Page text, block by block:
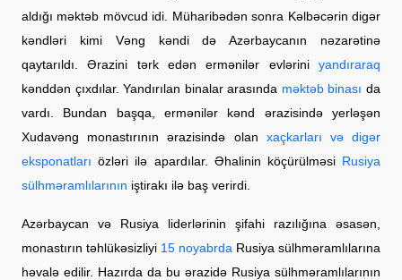
aldığı məktəb mövcud idi. Müharibədən sonra Kəlbəcərin digər
kəndləri kimi Vəng kəndi də Azərbaycanın nəzarətinə
qaytarıldı. Ərazini tərk edən ermənilər evlərini yandıraraq
kənddən çıxdılar. Yandırılan binalar arasında məktəb binası da
vardı. Bundan başqa, ermənilər kənd ərazisində yerləşən
Xudavəng monastırının ərazisində olan xaçkarları və digər
eksponatları özləri ilə apardılar. Əhalinin köçürülməsi Rusiya
sülhməramlılarının iştirakı ilə baş verirdi.
Azərbaycan və Rusiya liderlərinin şifahi razılığına əsasən,
monastırın təhlükəsizliyi 15 noyabrda Rusiya sülhməramlılarına
həvalə edilir. Hazırda da bu ərazidə Rusiya sülhməramlılarının